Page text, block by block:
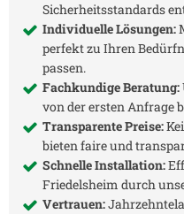
Sicherheitsstandards
Individuelle Lösungen:
perfekt zu Ihren
passen.
Fachkundige Beratung:
von der ersten Anfrage
Transparente Preise:
bieten faire und
Schnelle Installation:
Friedelsheim durch
Vertrauen: